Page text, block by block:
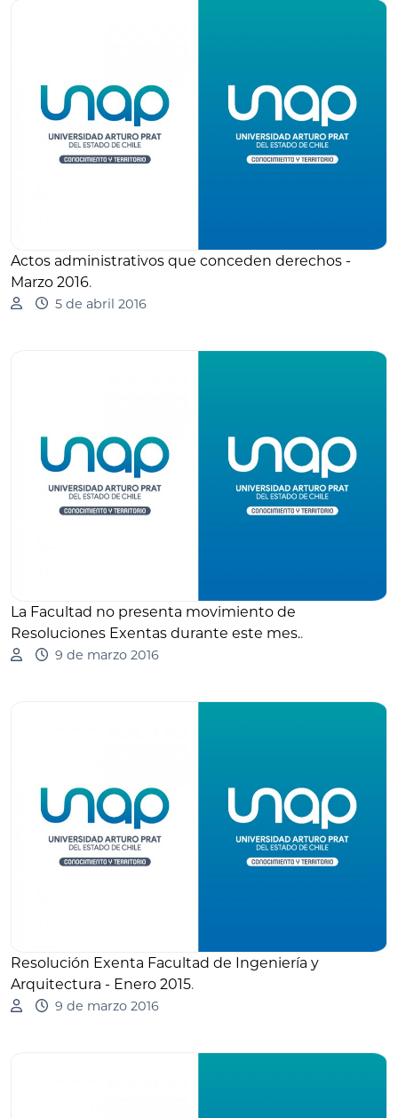
Actos administrativos que conceden derechos -
Marzo 2016.
5 de abril 2016
La Facultad no presenta movimiento de
Resoluciones Exentas durante este mes..
9 de marzo 2016
Resolución Exenta Facultad de Ingeniería y
Arquitectura - Enero 2015.
9 de marzo 2016